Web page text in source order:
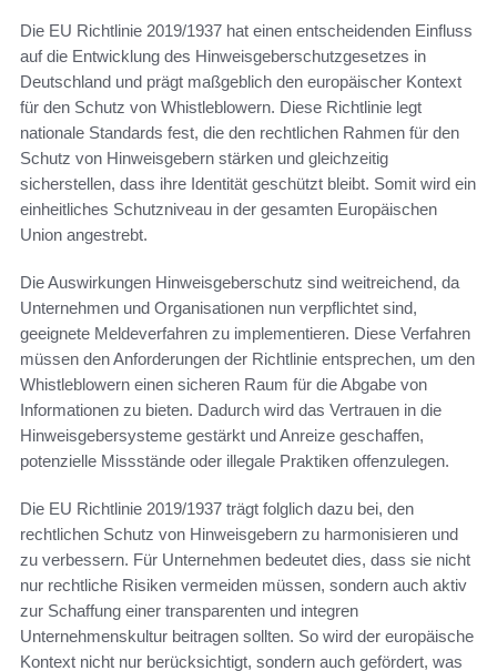
Die EU Richtlinie 2019/1937 hat einen entscheidenden Einfluss
auf die Entwicklung des Hinweisgeberschutzgesetzes in
Deutschland und prägt maßgeblich den europäischer Kontext
für den Schutz von Whistleblowern. Diese Richtlinie legt
nationale Standards fest, die den rechtlichen Rahmen für den
Schutz von Hinweisgebern stärken und gleichzeitig
sicherstellen, dass ihre Identität geschützt bleibt. Somit wird ein
einheitliches Schutzniveau in der gesamten Europäischen
Union angestrebt.
Die Auswirkungen Hinweisgeberschutz sind weitreichend, da
Unternehmen und Organisationen nun verpflichtet sind,
geeignete Meldeverfahren zu implementieren. Diese Verfahren
müssen den Anforderungen der Richtlinie entsprechen, um den
Whistleblowern einen sicheren Raum für die Abgabe von
Informationen zu bieten. Dadurch wird das Vertrauen in die
Hinweisgebersysteme gestärkt und Anreize geschaffen,
potenzielle Missstände oder illegale Praktiken offenzulegen.
Die EU Richtlinie 2019/1937 trägt folglich dazu bei, den
rechtlichen Schutz von Hinweisgebern zu harmonisieren und
zu verbessern. Für Unternehmen bedeutet dies, dass sie nicht
nur rechtliche Risiken vermeiden müssen, sondern auch aktiv
zur Schaffung einer transparenten und integren
Unternehmenskultur beitragen sollten. So wird der europäische
Kontext nicht nur berücksichtigt, sondern auch gefördert, was